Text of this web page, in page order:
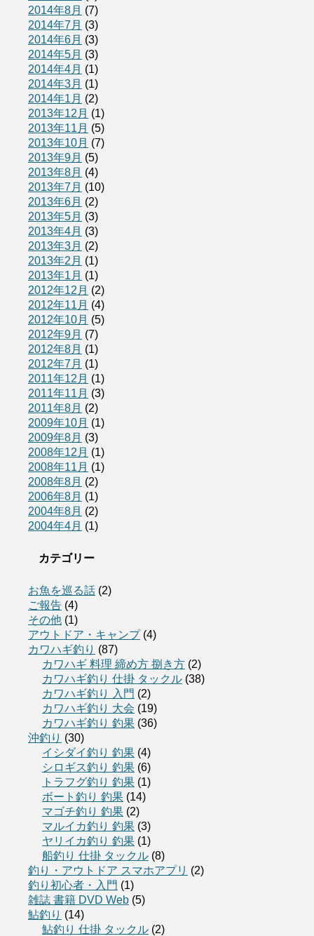
2014年8月 (7)
2014年7月 (3)
2014年6月 (3)
2014年5月 (3)
2014年4月 (1)
2014年3月 (1)
2014年1月 (2)
2013年12月 (1)
2013年11月 (5)
2013年10月 (7)
2013年9月 (5)
2013年8月 (4)
2013年7月 (10)
2013年6月 (2)
2013年5月 (3)
2013年4月 (3)
2013年3月 (2)
2013年2月 (1)
2013年1月 (1)
2012年12月 (2)
2012年11月 (4)
2012年10月 (5)
2012年9月 (7)
2012年8月 (1)
2012年7月 (1)
2011年12月 (1)
2011年11月 (3)
2011年8月 (2)
2009年10月 (1)
2009年8月 (3)
2008年12月 (1)
2008年11月 (1)
2008年8月 (2)
2006年8月 (1)
2004年8月 (2)
2004年4月 (1)
カテゴリー
お魚を巡る話 (2)
ご報告 (4)
その他 (1)
アウトドア・キャンプ(4)
カワハギ釣り (87)
カワハギ 料理 締め方 捌き方 (2)
カワハギ釣り 仕掛 タックル (38)
カワハギ釣り 入門 (2)
カワハギ釣り 大会 (19)
カワハギ釣り 釣果 (36)
沖釣り (30)
イシダイ釣り 釣果 (4)
シロギス釣り 釣果 (6)
トラフグ釣り 釣果 (1)
ボート釣り 釣果 (14)
マゴチ釣り 釣果 (2)
マルイカ釣り 釣果 (3)
ヤリイカ釣り 釣果 (1)
船釣り 仕掛 タックル (8)
釣り・アウトドア スマホアプリ (2)
釣り初心者・入門 (1)
雑誌 書籍 DVD Web (5)
鮎釣り (14)
鮎釣り 仕掛 タックル (2)